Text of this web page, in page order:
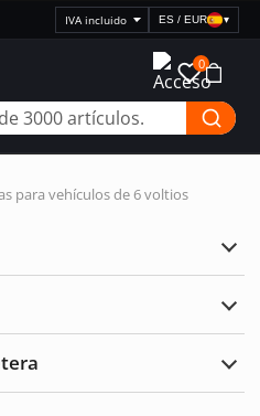
Seleccionar
visualización
precios
ES / EUR ▾
0
para vehículos de 6 voltios